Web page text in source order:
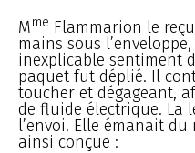
Mme Flammarion le
mains sous
inexplicable sentiment
paquet fut déplié. Il
toucher et dégageant,
de fluide électrique. La
l’envoi. Elle émanait
ainsi conçue :